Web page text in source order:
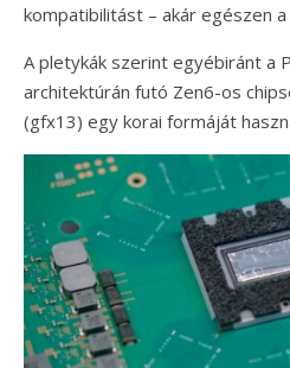
kompatibilitást – akár egészen
A pletykák szerint egyébiránt a
architektúrán futó Zen6-os
(gfx13) egy korai formáját